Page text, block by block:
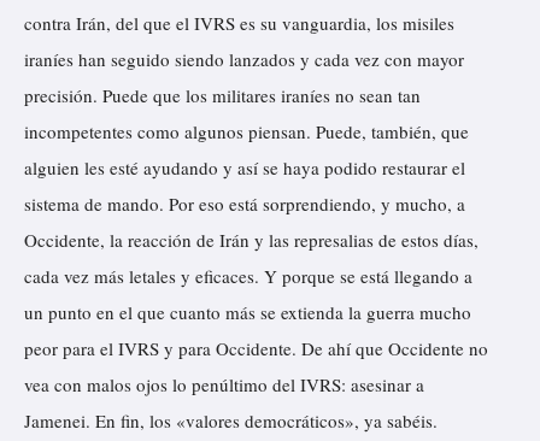
contra Irán, del que el IVRS es su vanguardia, los misiles
iraníes han seguido siendo lanzados y cada vez con mayor
precisión. Puede que los militares iraníes no sean tan
incompetentes como algunos piensan. Puede, también, que
alguien les esté ayudando y así se haya podido restaurar el
sistema de mando. Por eso está sorprendiendo, y mucho, a
Occidente, la reacción de Irán y las represalias de estos días,
cada vez más letales y eficaces. Y porque se está llegando a
un punto en el que cuanto más se extienda la guerra mucho
peor para el IVRS y para Occidente. De ahí que Occidente no
vea con malos ojos lo penúltimo del IVRS: asesinar a
Jamenei. En fin, los «valores democráticos», ya sabéis.